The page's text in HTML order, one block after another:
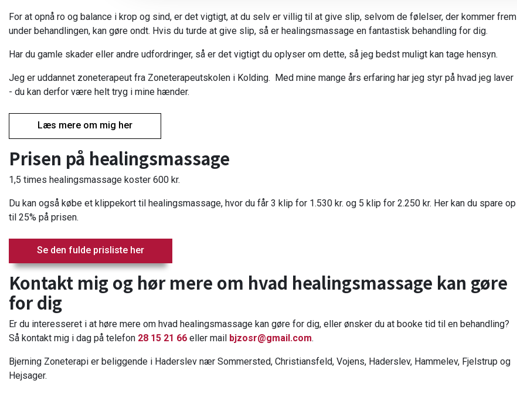
For at opnå ro og balance i krop og sind, er det vigtigt, at du selv er villig til at give slip, selvom de følelser, der kommer frem
under behandlingen, kan gøre ondt. Hvis du turde at give slip, så er healingsmassage en fantastisk behandling for dig.
Har du gamle skader eller andre udfordringer, så er det vigtigt du oplyser om dette, så jeg bedst muligt kan tage hensyn.
Jeg er uddannet zoneterapeut fra Zoneterapeutskolen i Kolding. Med mine mange års erfaring har jeg styr på hvad jeg laver
- du kan derfor være helt tryg i mine hænder.
Læs mere om mig her
Prisen på healingsmassage
1,5 times healingsmassage koster 600 kr.
Du kan også købe et klippekort til healingsmassage, hvor du får 3 klip for 1.530 kr. og 5 klip for 2.250 kr. Her kan du spare op
til 25% på prisen.
Se den fulde prisliste her
Kontakt mig og hør mere om hvad healingsmassage kan gøre
for dig
Er du interesseret i at høre mere om hvad healingsmassage kan gøre for dig, eller ønsker du at booke tid til en behandling?
Så kontakt mig i dag på telefon 28 15 21 66 eller mail bjzosr@gmail.com.
Bjerning Zoneterapi er beliggende i Haderslev nær Sommersted, Christiansfeld, Vojens, Haderslev, Hammelev, Fjelstrup og
Hejsager.